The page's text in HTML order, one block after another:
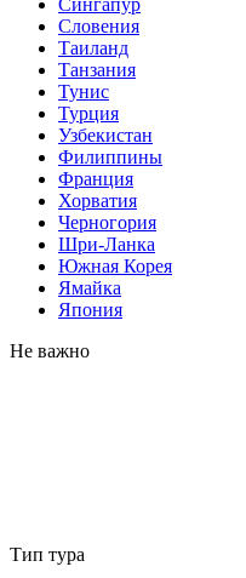
Словения
Таиланд
Танзания
Тунис
Турция
Узбекистан
Филиппины
Франция
Хорватия
Черногория
Шри-Ланка
Южная Корея
Ямайка
Япония
Не важно
Тип тура